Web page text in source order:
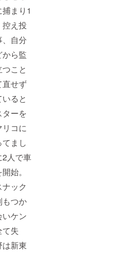
まり1
え投
自分
ら監
こと
直せず
ると
ーを
コに
まし
2人で車
始。
ック
もつか
ケン
て失
新東